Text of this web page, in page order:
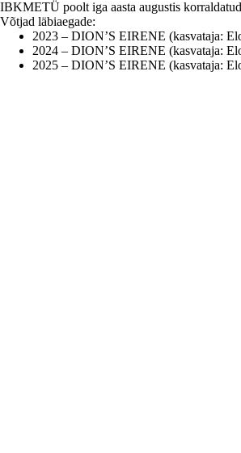
IBKMETÜ poolt iga aasta augustis
Võtjad läbiaegade:
2023 – DION’S EIRENE (kasvataja:
2024 – DION’S EIRENE (kasvataja:
2025 – DION’S EIRENE (kasvataja: